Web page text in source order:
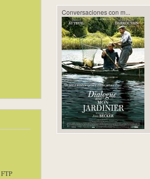
Conversaciones con m...